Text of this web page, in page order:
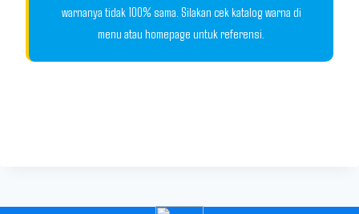
warnanya tidak 100% sama. Silakan cek katalog warna di
menu atau homepage untuk referensi.